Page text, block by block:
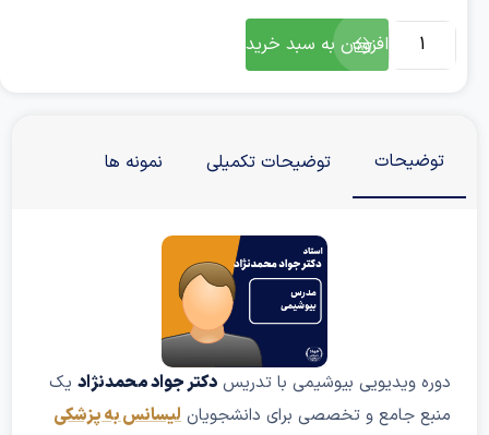
افزودن به سبد خرید
توضیحات توضیحات تکمیلی نمونه ها
دوره ویدیویی بیوشیمی با تدریسدکتر جواد محمدنژادیک
منبع جامع و تخصصی برای دانشجویانلیسانس به پزشکی